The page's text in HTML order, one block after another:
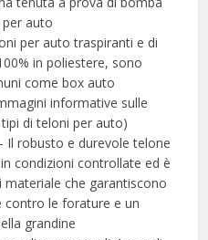
auto
per auto traspiranti e di
in poliestere, sono
come box auto
informative sulle
tipi di teloni per auto)
Il robusto e durevole telone
condizioni controllate ed è
che garantiscono
contro le forature e un
grandine